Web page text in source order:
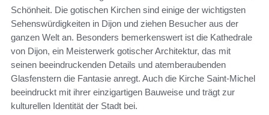
Schönheit. Die gotischen Kirchen sind einige der wichtigsten
Sehenswürdigkeiten in Dijon und ziehen Besucher aus der
ganzen Welt an. Besonders bemerkenswert ist die Kathedrale
von Dijon, ein Meisterwerk gotischer Architektur, das mit
seinen beeindruckenden Details und atemberaubenden
Glasfenstern die Fantasie anregt. Auch die Kirche Saint-Michel
beeindruckt mit ihrer einzigartigen Bauweise und trägt zur
kulturellen Identität der Stadt bei.